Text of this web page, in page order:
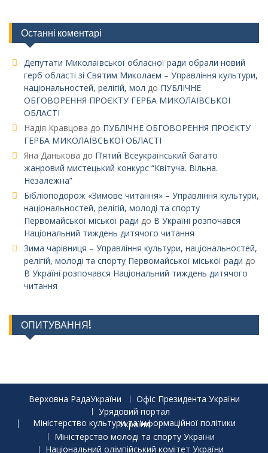
Останні коментарі
Депутати Миколаївської обласної ради обрали новий
герб області зі Святим Миколаєм – Управління культури,
національностей, релігій, мол до ПУБЛІЧНЕ
ОБГОВОРЕННЯ ПРОЄКТУ ГЕРБА МИКОЛАЇВСЬКОЇ
ОБЛАСТІ
Надія Кравцова до ПУБЛІЧНЕ ОБГОВОРЕННЯ ПРОЄКТУ
ГЕРБА МИКОЛАЇВСЬКОЇ ОБЛАСТІ
Яна Данькова до П’ятий Всеукраїнський багато
жанровий мистецький конкурс “Квітуча. Вільна.
Незалежна”
Бібліоподорож «Зимове читання» – Управління культури,
національностей, релігій, молоді та спорту
Первомайської міської ради до В Україні розпочався
Національний тиждень дитячого читання
Зима чарівниця – Управління культури, національностей,
релігій, молоді та спорту Первомайської міської ради до
В Україні розпочався Національний тиждень дитячого
читання
ОПИТУВАННЯ!
Верховна РадаУкраїни
Офіс Президента України
Урядовий портал
Міністерство культури та інформаційної політики України
Міністерство молоді та спорту України
Національний олімпійський комітет України